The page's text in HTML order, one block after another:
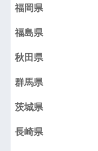
福岡県
福島県
秋田県
群馬県
茨城県
長崎県